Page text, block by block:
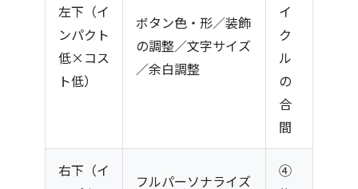
左下（イ
ンパクト
低×コス
ト低）
ボタン色・形／装飾
の調整／文字サイズ
／余白調整
イ
ク
ル
の
合
間
右下（イ
フルパーソナライズ
④